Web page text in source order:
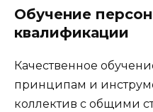
Обучение
квалификации
Качественное
принципам и
коллектив с общими